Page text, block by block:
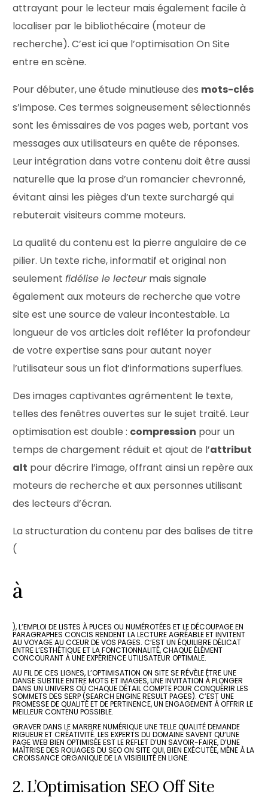
attrayant pour le lecteur mais également facile à
localiser par le bibliothécaire (moteur de
recherche). C’est ici que l’optimisation On Site
entre en scène.
Pour débuter, une étude minutieuse des mots-clés
s’impose. Ces termes soigneusement sélectionnés
sont les émissaires de vos pages web, portant vos
messages aux utilisateurs en quête de réponses.
Leur intégration dans votre contenu doit être aussi
naturelle que la prose d’un romancier chevronné,
évitant ainsi les pièges d’un texte surchargé qui
rebuterait visiteurs comme moteurs.
La qualité du contenu est la pierre angulaire de ce
pilier. Un texte riche, informatif et original non
seulementfidélise le lecteurmais signale
également aux moteurs de recherche que votre
site est une source de valeur incontestable. La
longueur de vos articles doit refléter la profondeur
de votre expertise sans pour autant noyer
l’utilisateur sous un flot d’informations superflues.
Des images captivantes agrémentent le texte,
telles des fenêtres ouvertes sur le sujet traité. Leur
optimisation est double : compression pour un
temps de chargement réduit et ajout de l’attribut
alt pour décrire l’image, offrant ainsi un repère aux
moteurs de recherche et aux personnes utilisant
des lecteurs d’écran.
La structuration du contenu par des balises de titre
(
à
), L’EMPLOI DE LISTES À PUCES OU NUMÉROTÉES ET LE DÉCOUPAGE EN
PARAGRAPHES CONCIS RENDENT LA LECTURE AGRÉABLE ET INVITENT
AU VOYAGE AU CŒUR DE VOS PAGES. C’EST UN ÉQUILIBRE DÉLICAT
ENTRE L’ESTHÉTIQUE ET LA FONCTIONNALITÉ, CHAQUE ÉLÉMENT
CONCOURANT À UNE EXPÉRIENCE UTILISATEUR OPTIMALE.
AU FIL DE CES LIGNES, L’OPTIMISATION ON SITE SE RÉVÈLE ÊTRE UNE
DANSE SUBTILE ENTRE MOTS ET IMAGES, UNE INVITATION À PLONGER
DANS UN UNIVERS OÙ CHAQUE DÉTAIL COMPTE POUR CONQUÉRIR LES
SOMMETS DES SERP (SEARCH ENGINE RESULT PAGES). C’EST UNE
PROMESSE DE QUALITÉ ET DE PERTINENCE, UN ENGAGEMENT À OFFRIR LE
MEILLEUR CONTENU POSSIBLE.
GRAVER DANS LE MARBRE NUMÉRIQUE UNE TELLE QUALITÉ DEMANDE
RIGUEUR ET CRÉATIVITÉ. LES EXPERTS DU DOMAINE SAVENT QU’UNE
PAGE WEB BIEN OPTIMISÉE EST LE REFLET D’UN SAVOIR-FAIRE, D’UNE
MAÎTRISE DES ROUAGES DU SEO ON SITE QUI, BIEN EXÉCUTÉE, MÈNE À LA
CROISSANCE ORGANIQUE DE LA VISIBILITÉ EN LIGNE.
2. L’Optimisation SEO Off Site